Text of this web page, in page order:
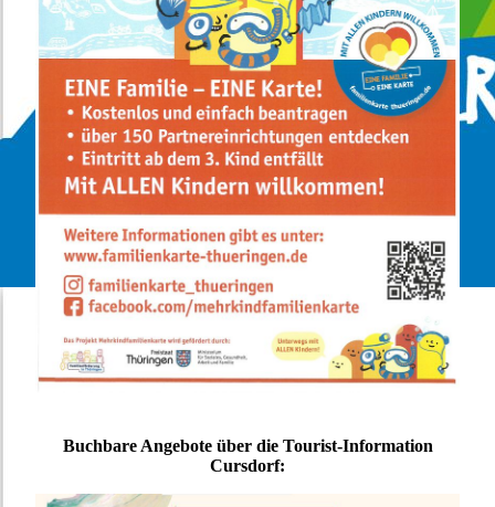
Buchbare Angebote über die Tourist-Information
Cursdorf: